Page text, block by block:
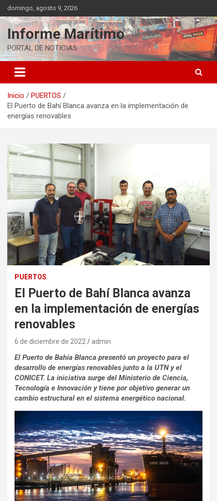
Saltar
al
contenido
domingo, agosto 9, 2026
Informe Marítimo
PORTAL DE NOTICIAS
Inicio
PUERTOS
El Puerto de Bahí Blanca avanza en la implementación de
energías renovables
PUERTOS
El Puerto de Bahí Blanca avanza
en la implementación de energías
renovables
6 de diciembre de 2022 admin
El Puerto de Bahía Blanca presentó un proyecto para el
desarrollo de energías renovables junto a la UTN y el
CONICET. La iniciativa surge del Ministerio de Ciencia,
Tecnología e Innovación y tiene por objetivo generar un
cambio estructural en el sistema energético nacional.